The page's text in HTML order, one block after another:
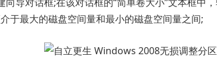
于最大的磁盘空间量和最小的磁盘空间量之间;